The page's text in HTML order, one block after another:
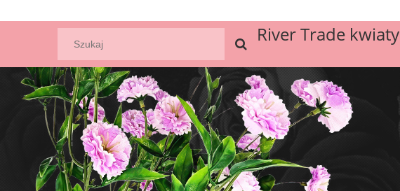
River Trade kwiaty